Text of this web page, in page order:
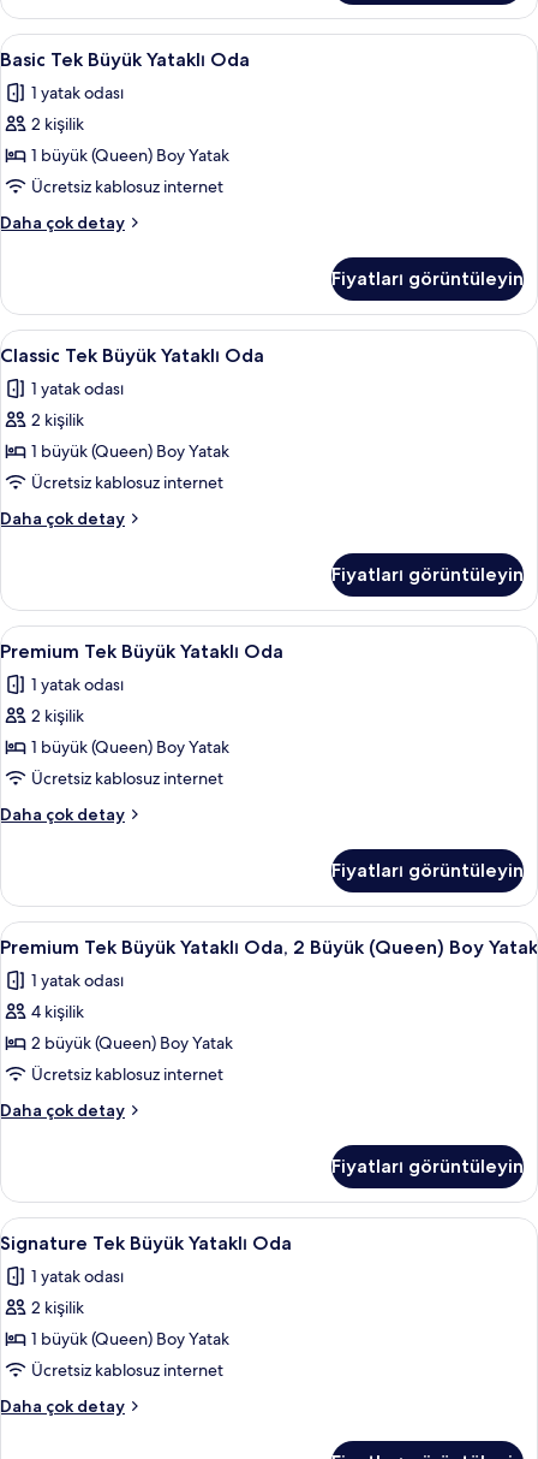
hakkında
daha
fazla
Basic
Tek
Büyük
Yataklı
Oda
için
tüm
fotoğrafları
Basic Tek Büyük Yataklı Oda | Masa,
19
Basic Tek Büyük Yataklı Oda
1 yatak odası
2 kişilik
1 büyük (Queen) Boy Yatak
Ücretsiz kablosuz internet
Daha çok detay
Basic
Oda
hakkında
daha
detay
Fiyatları görüntüleyin
Classic
Tek
Büyük
Yataklı
Oda
için
tüm
fotoğrafları
Classic Tek Büyük Yataklı Oda |
18
Classic Tek Büyük Yataklı Oda
1 yatak odası
2 kişilik
1 büyük (Queen) Boy Yatak
Ücretsiz kablosuz internet
Daha çok detay
Classic
Oda
hakkında
daha
detay
Fiyatları görüntüleyin
Premium
Tek
Büyük
Yataklı
Oda
için
tüm
fotoğrafları
Premium Tek Büyük Yataklı Oda |
20
Premium Tek Büyük Yataklı Oda
1 yatak odası
2 kişilik
1 büyük (Queen) Boy Yatak
Ücretsiz kablosuz internet
Daha çok detay
Premium
Oda
hakkında
daha
detay
Fiyatları görüntüleyin
Premium
Tek
Büyük
Yataklı
Oda,
2
Büyük
(Queen)
Yatak
için
tüm
fotoğrafları
görün
Premium Tek Büyük Yataklı Oda, 2
20
Premium Tek Büyük Yataklı Oda, 2 Büyük (Queen) Boy Yatak
1 yatak odası
4 kişilik
2 büyük (Queen) Boy Yatak
Ücretsiz kablosuz internet
Daha çok detay
Premium
Oda,
Büyük
(Queen)
Boy
Yatak
daha
fazla
Fiyatları görüntüleyin
Signature
Tek
Büyük
Yataklı
Oda
için
tüm
fotoğrafları
Signature Tek Büyük Yataklı Oda |
30
Signature Tek Büyük Yataklı Oda
1 yatak odası
2 kişilik
1 büyük (Queen) Boy Yatak
Ücretsiz kablosuz internet
Daha çok detay
Signature